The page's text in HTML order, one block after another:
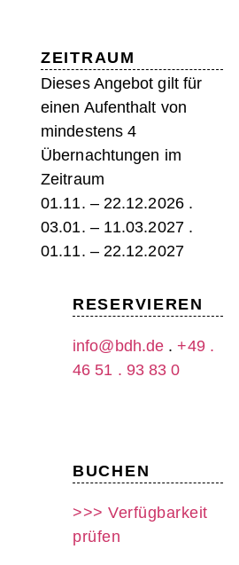
ZEITRAUM
Dieses Angebot gilt für
einen Aufenthalt von
mindestens 4
Übernachtungen im
Zeitraum
01.11. – 22.12.2026 .
03.01. – 11.03.2027 .
01.11. – 22.12.2027
RESERVIEREN
info@bdh.de .+49 .
46 51 . 93 83 0
BUCHEN
>>> Verfügbarkeit
prüfen